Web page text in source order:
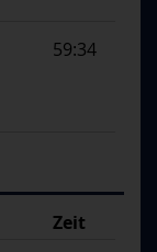
59:34
Zeit